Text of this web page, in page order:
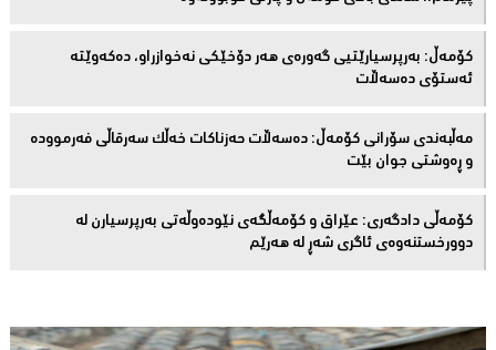
كۆمەڵ: بەرپرسیارێتیی گەورەی هەر دۆخێکی نەخوازراو، دەكەوێتە
ئەستۆی دەسەڵات
مەڵبەندى سۆرانى کۆمەڵ: دەسەڵات حەزناکات خەڵک سەرقاڵى فەرموودە
و ڕەوشتى جوان بێت
کۆمەڵى دادگەرى: عێراق و كۆمەڵگەی نێودەوڵەتی بەرپرسیارن لە
دوورخستنەوەى ئاگری شەڕ لە هەرێم